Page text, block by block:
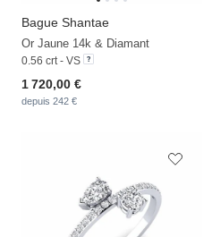
Bague Shantae
Or Jaune 14k & Diamant
0.56 crt - VS
1 720,00 €
depuis 242 €